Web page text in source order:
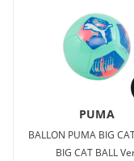
PUMA
BALLON PUMA BIG
BIG CAT BALL